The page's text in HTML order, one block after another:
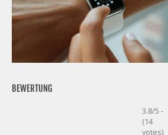
BEWERTUNG
3.8/5 -
(14
votes)